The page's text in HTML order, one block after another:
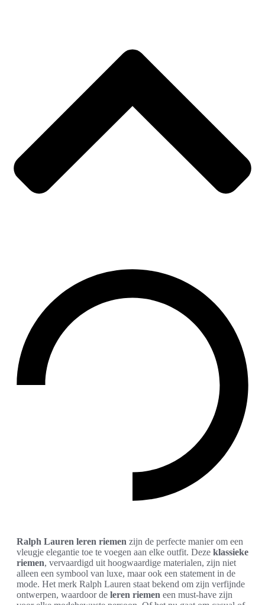
Ralph Lauren leren riemen zijn de perfecte manier om een
vleugje elegantie toe te voegen aan elke outfit. Deze klassieke
riemen, vervaardigd uit hoogwaardige materialen, zijn niet
alleen een symbool van luxe, maar ook een statement in de
mode. Het merk Ralph Lauren staat bekend om zijn verfijnde
ontwerpen, waardoor de leren riemen een must-have zijn